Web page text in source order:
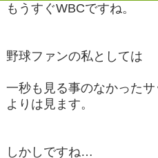
もうすぐWBCですね。
野球ファンの私としては
一秒も見る事のなかった
よりは見ます。
しかしですね…